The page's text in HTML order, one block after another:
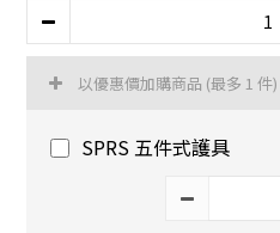
以優惠價加購商品 (最多 1 件)
SPRS 五件式護具